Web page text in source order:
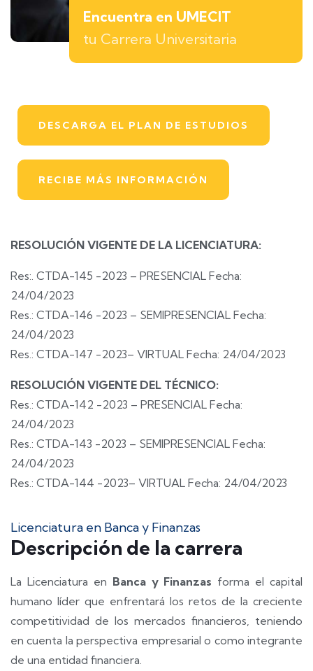
Encuentra en UMECIT
tu Carrera Universitaria
DESCARGA EL PLAN DE ESTUDIOS
RECIBE MÁS INFORMACIÓN
RESOLUCIÓN VIGENTE DE LA LICENCIATURA:
Res:. CTDA-145 -2023 – PRESENCIAL Fecha:
24/04/2023
Res.: CTDA-146 -2023 – SEMIPRESENCIAL Fecha:
24/04/2023
Res.: CTDA-147 -2023– VIRTUAL Fecha: 24/04/2023
RESOLUCIÓN VIGENTE DEL TÉCNICO:
Res.: CTDA-142 -2023 – PRESENCIAL Fecha:
24/04/2023
Res.: CTDA-143 -2023 – SEMIPRESENCIAL Fecha:
24/04/2023
Res.: CTDA-144 -2023– VIRTUAL Fecha: 24/04/2023
Licenciatura en Banca y Finanzas
Descripción de la carrera
La Licenciatura en Banca y Finanzas forma el capital
humano líder que enfrentará los retos de la creciente
competitividad de los mercados financieros, teniendo
en cuenta la perspectiva empresarial o como integrante
de una entidad financiera.